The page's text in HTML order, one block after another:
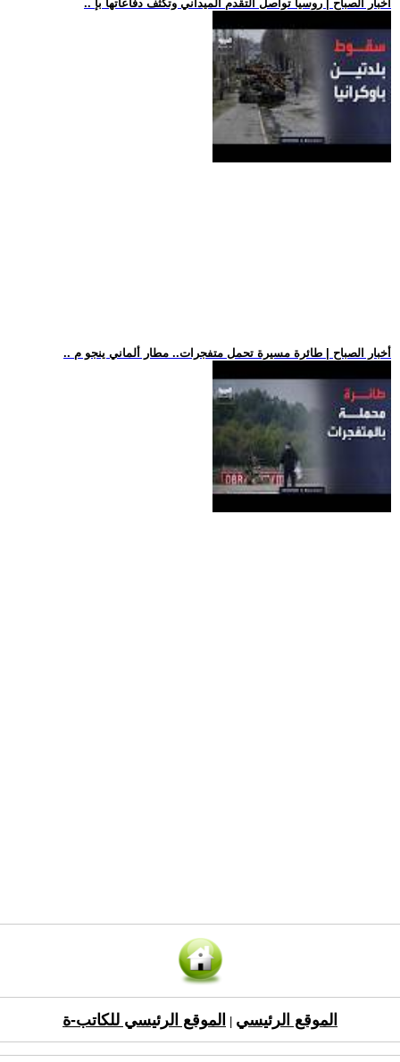
.. أخبار الصباح | روسيا تواصل التقدم الميداني وتكثف دفاعاتها بإ
.. أخبار الصباح | طائرة مسيرة تحمل متفجرات.. مطار ألماني ينجو م
الموقع الرئيسي الموقع الرئيسي للكاتب-ة